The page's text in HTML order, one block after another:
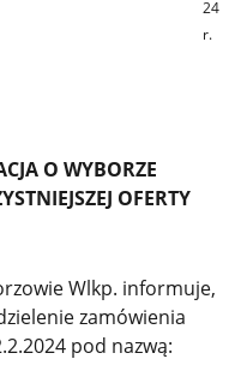
24
r.
O WYBORZE
OFERTY
Wlkp. informuje,
zamówienia
pod nazwą: